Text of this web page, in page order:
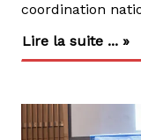
Lire la suite ... »